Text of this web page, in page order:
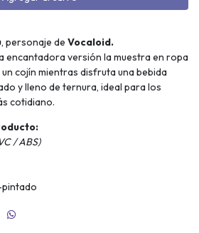
, personaje de Vocaloid.
encantadora versión la muestra en ropa
cojín mientras disfruta una bebida
y lleno de ternura, ideal para los
cotidiano.
/ ABS)